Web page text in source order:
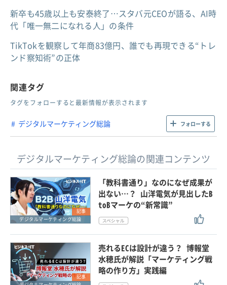
新卒も45歳以上も安泰終了…スタバ元CEOが語る、AI時
代「唯一無二になれる人」の条件
TikTokを観察して年商83億円、誰でも再現できる“トレ
ンド察知術”の正体
関連タグ
タグをフォローすると最新情報が表示されます
デジタルマーケティング総論 フォローする
デジタルマーケティング総論の関連コンテンツ
記事
デジタルマーケティング総論
「教科書通り」なのになぜ成果が
出ない…？ 山洋電気が見出したB
toBマーケの“新常識”
記事
売れるECは設計が違う？ 博報堂
水穂氏が解説「マーケティング戦
略の作り方」実践編